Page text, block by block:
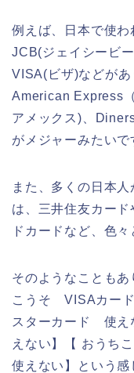
例えば、日本で使わ
JCB(ジェイシービ
VISA(ビザ)などがあ
American Express
アメックス)、
がメジャーみたいで
また、多くの日本
は、三井住友カー
ドカードなど、色々
そのようなことも
こうそ VISAカー
スターカード 使
えない】【 おうち
使えない】という